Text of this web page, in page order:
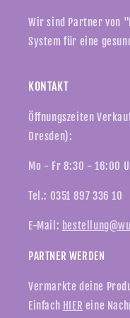
Wir sind Partner von
System für eine
KONTAKT
Öffnungszeiten
Dresden):
Mo - Fr 8:30 - 16:00
Tel.: 0351 897 336 10
E-Mail:
PARTNER WERDEN
Vermarkte deine
Einfach HIER eine